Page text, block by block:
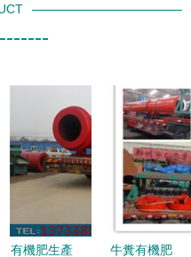
有機肥生產
牛糞有機肥